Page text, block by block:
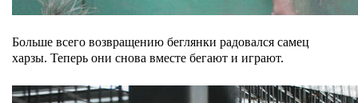
Больше всего возвращению беглянки радовался самец
харзы. Теперь они снова вместе бегают и играют.